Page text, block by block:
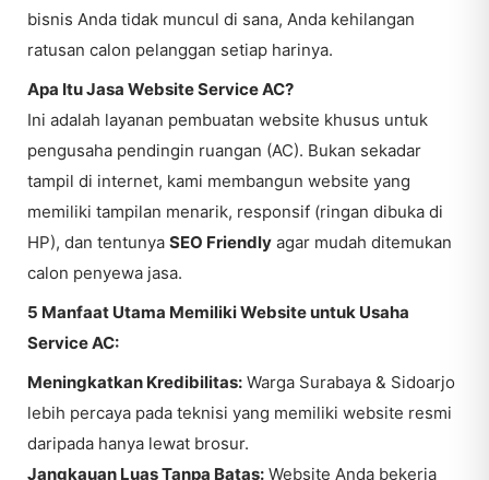
bisnis Anda tidak muncul di sana, Anda kehilangan
ratusan calon pelanggan setiap harinya.
Apa Itu Jasa Website Service AC?
Ini adalah layanan pembuatan website khusus untuk
pengusaha pendingin ruangan (AC). Bukan sekadar
tampil di internet, kami membangun website yang
memiliki tampilan menarik, responsif (ringan dibuka di
HP), dan tentunya SEO Friendly agar mudah ditemukan
calon penyewa jasa.
5 Manfaat Utama Memiliki Website untuk Usaha
Service AC:
Meningkatkan Kredibilitas: Warga Surabaya & Sidoarjo
lebih percaya pada teknisi yang memiliki website resmi
daripada hanya lewat brosur.
Jangkauan Luas Tanpa Batas: Website Anda bekerja